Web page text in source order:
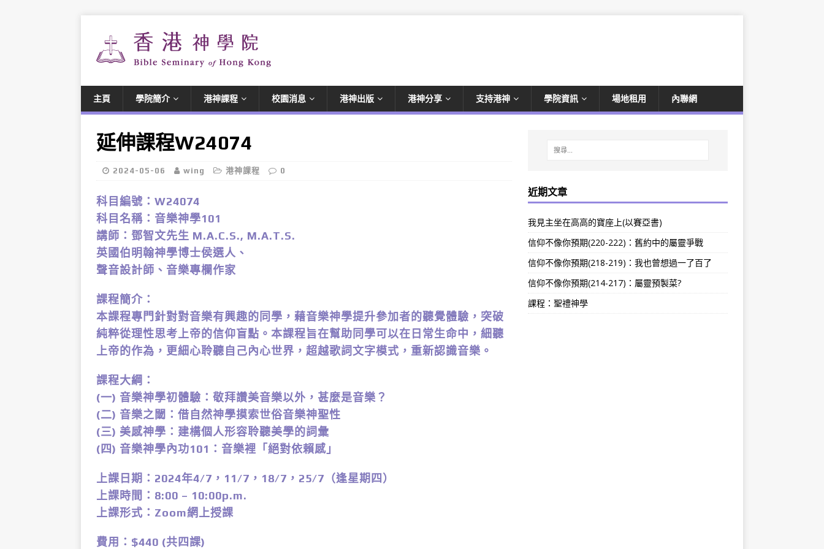
主頁 學院簡介 港神課程 校園消息 港神出版 港神分享 支持港神 學院資訊 場地租用 內聯網
延伸課程W24074
2024-05-06 wing 港神課程 0
科目編號：W24074
科目名稱：音樂神學101
講師：鄧智文先生 M.A.C.S., M.A.T.S.
英國伯明翰神學博士侯選人、
聲音設計師、音樂專欄作家
課程簡介：
本課程專門針對對音樂有興趣的同學，藉音樂神學提升參加者的聽覺體驗，突破
純粹從理性思考上帝的信仰盲點。本課程旨在幫助同學可以在日常生命中，細聽
上帝的作為，更細心聆聽自己內心世界，超越歌詞文字模式，重新認識音樂。
課程大綱：
(一) 音樂神學初體驗：敬拜讚美音樂以外，甚麼是音樂？
(二) 音樂之閾：借自然神學摸索世俗音樂神聖性
(三) 美感神學：建構個人形容聆聽美學的詞彙
(四) 音樂神學內功101：音樂裡「絕對依賴感」
上課日期：2024年4/7，11/7，18/7，25/7（逢星期四）
上課時間：8:00 – 10:00p.m.
上課形式：Zoom網上授課
費用：$440 (共四課)
近期文章
我見主坐在高高的寶座上(以賽亞書)
信仰不像你預期(220-222)：舊約中的屬靈爭戰
信仰不像你預期(218-219)：我也曾想過一了百了
信仰不像你預期(214-217)：屬靈預製菜?
課程：聖禮神學